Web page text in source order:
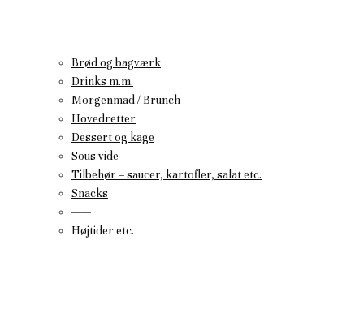
Brød og bagværk
Drinks m.m.
Morgenmad / Brunch
Hovedretter
Dessert og kage
Sous vide
Tilbehør – saucer, kartofler, salat etc.
Snacks
——
Højtider etc.